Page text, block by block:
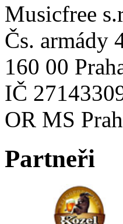
Musicfree
Čs. armády
160 00
IČ
OR MS
Partneři